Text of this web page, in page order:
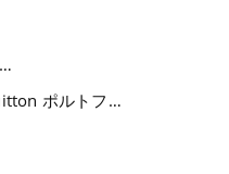
Louis Vuitton ポルトフォイユ サラ お買取りです